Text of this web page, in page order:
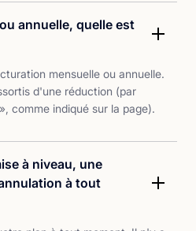
annuelle, quelle est
mensuelle ou annuelle.
d'une réduction (par
comme indiqué sur la page).
à niveau, une
à tout